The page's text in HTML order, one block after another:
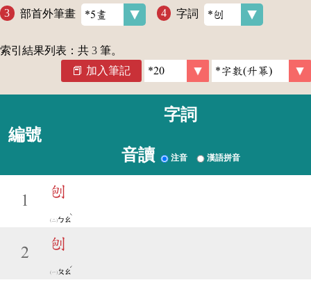
部首外筆畫 字詞
索引結果列表：共 3 筆。
加入筆記
編號
字詞
音讀 注音 漢語拼音
1
刨
ㄅㄠ
ˋ
2
刨
ㄆㄠ
ˊ